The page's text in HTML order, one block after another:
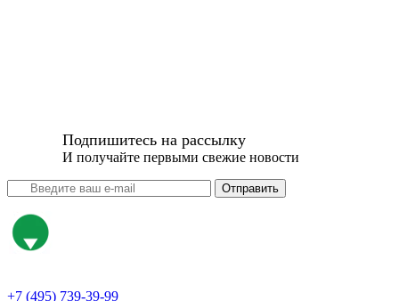
Подпишитесь на рассылку
И получайте первыми свежие новости
Отправить
+7 (495) 739-39-99